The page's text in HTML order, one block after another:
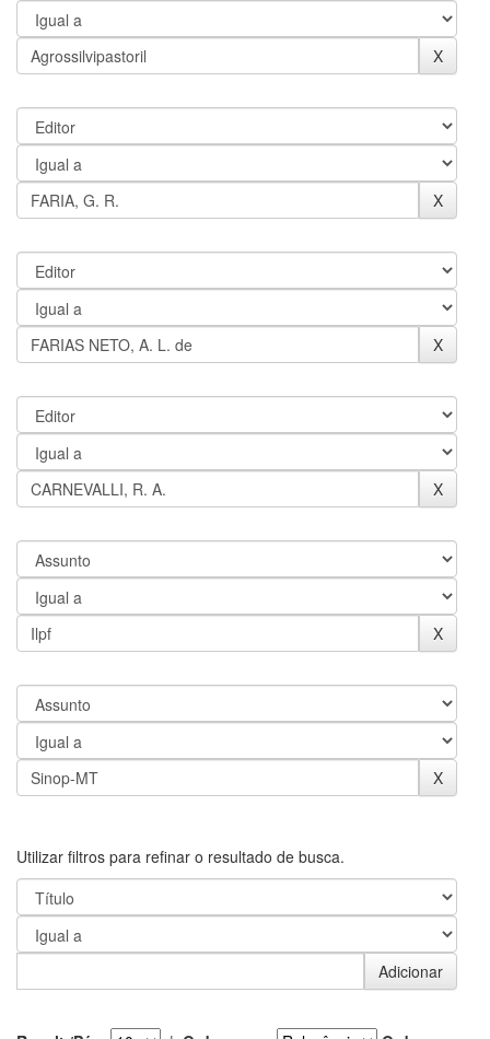
Utilizar filtros para refinar o resultado de busca.